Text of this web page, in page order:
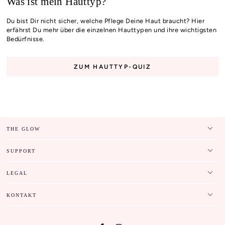
Du bist Dir nicht sicher, welche Pflege Deine Haut braucht? Hier
erfährst Du mehr über die einzelnen Hauttypen und ihre wichtigsten
Bedürfnisse.
ZUM HAUTTYP-QUIZ
THE GLOW
SUPPORT
LEGAL
KONTAKT